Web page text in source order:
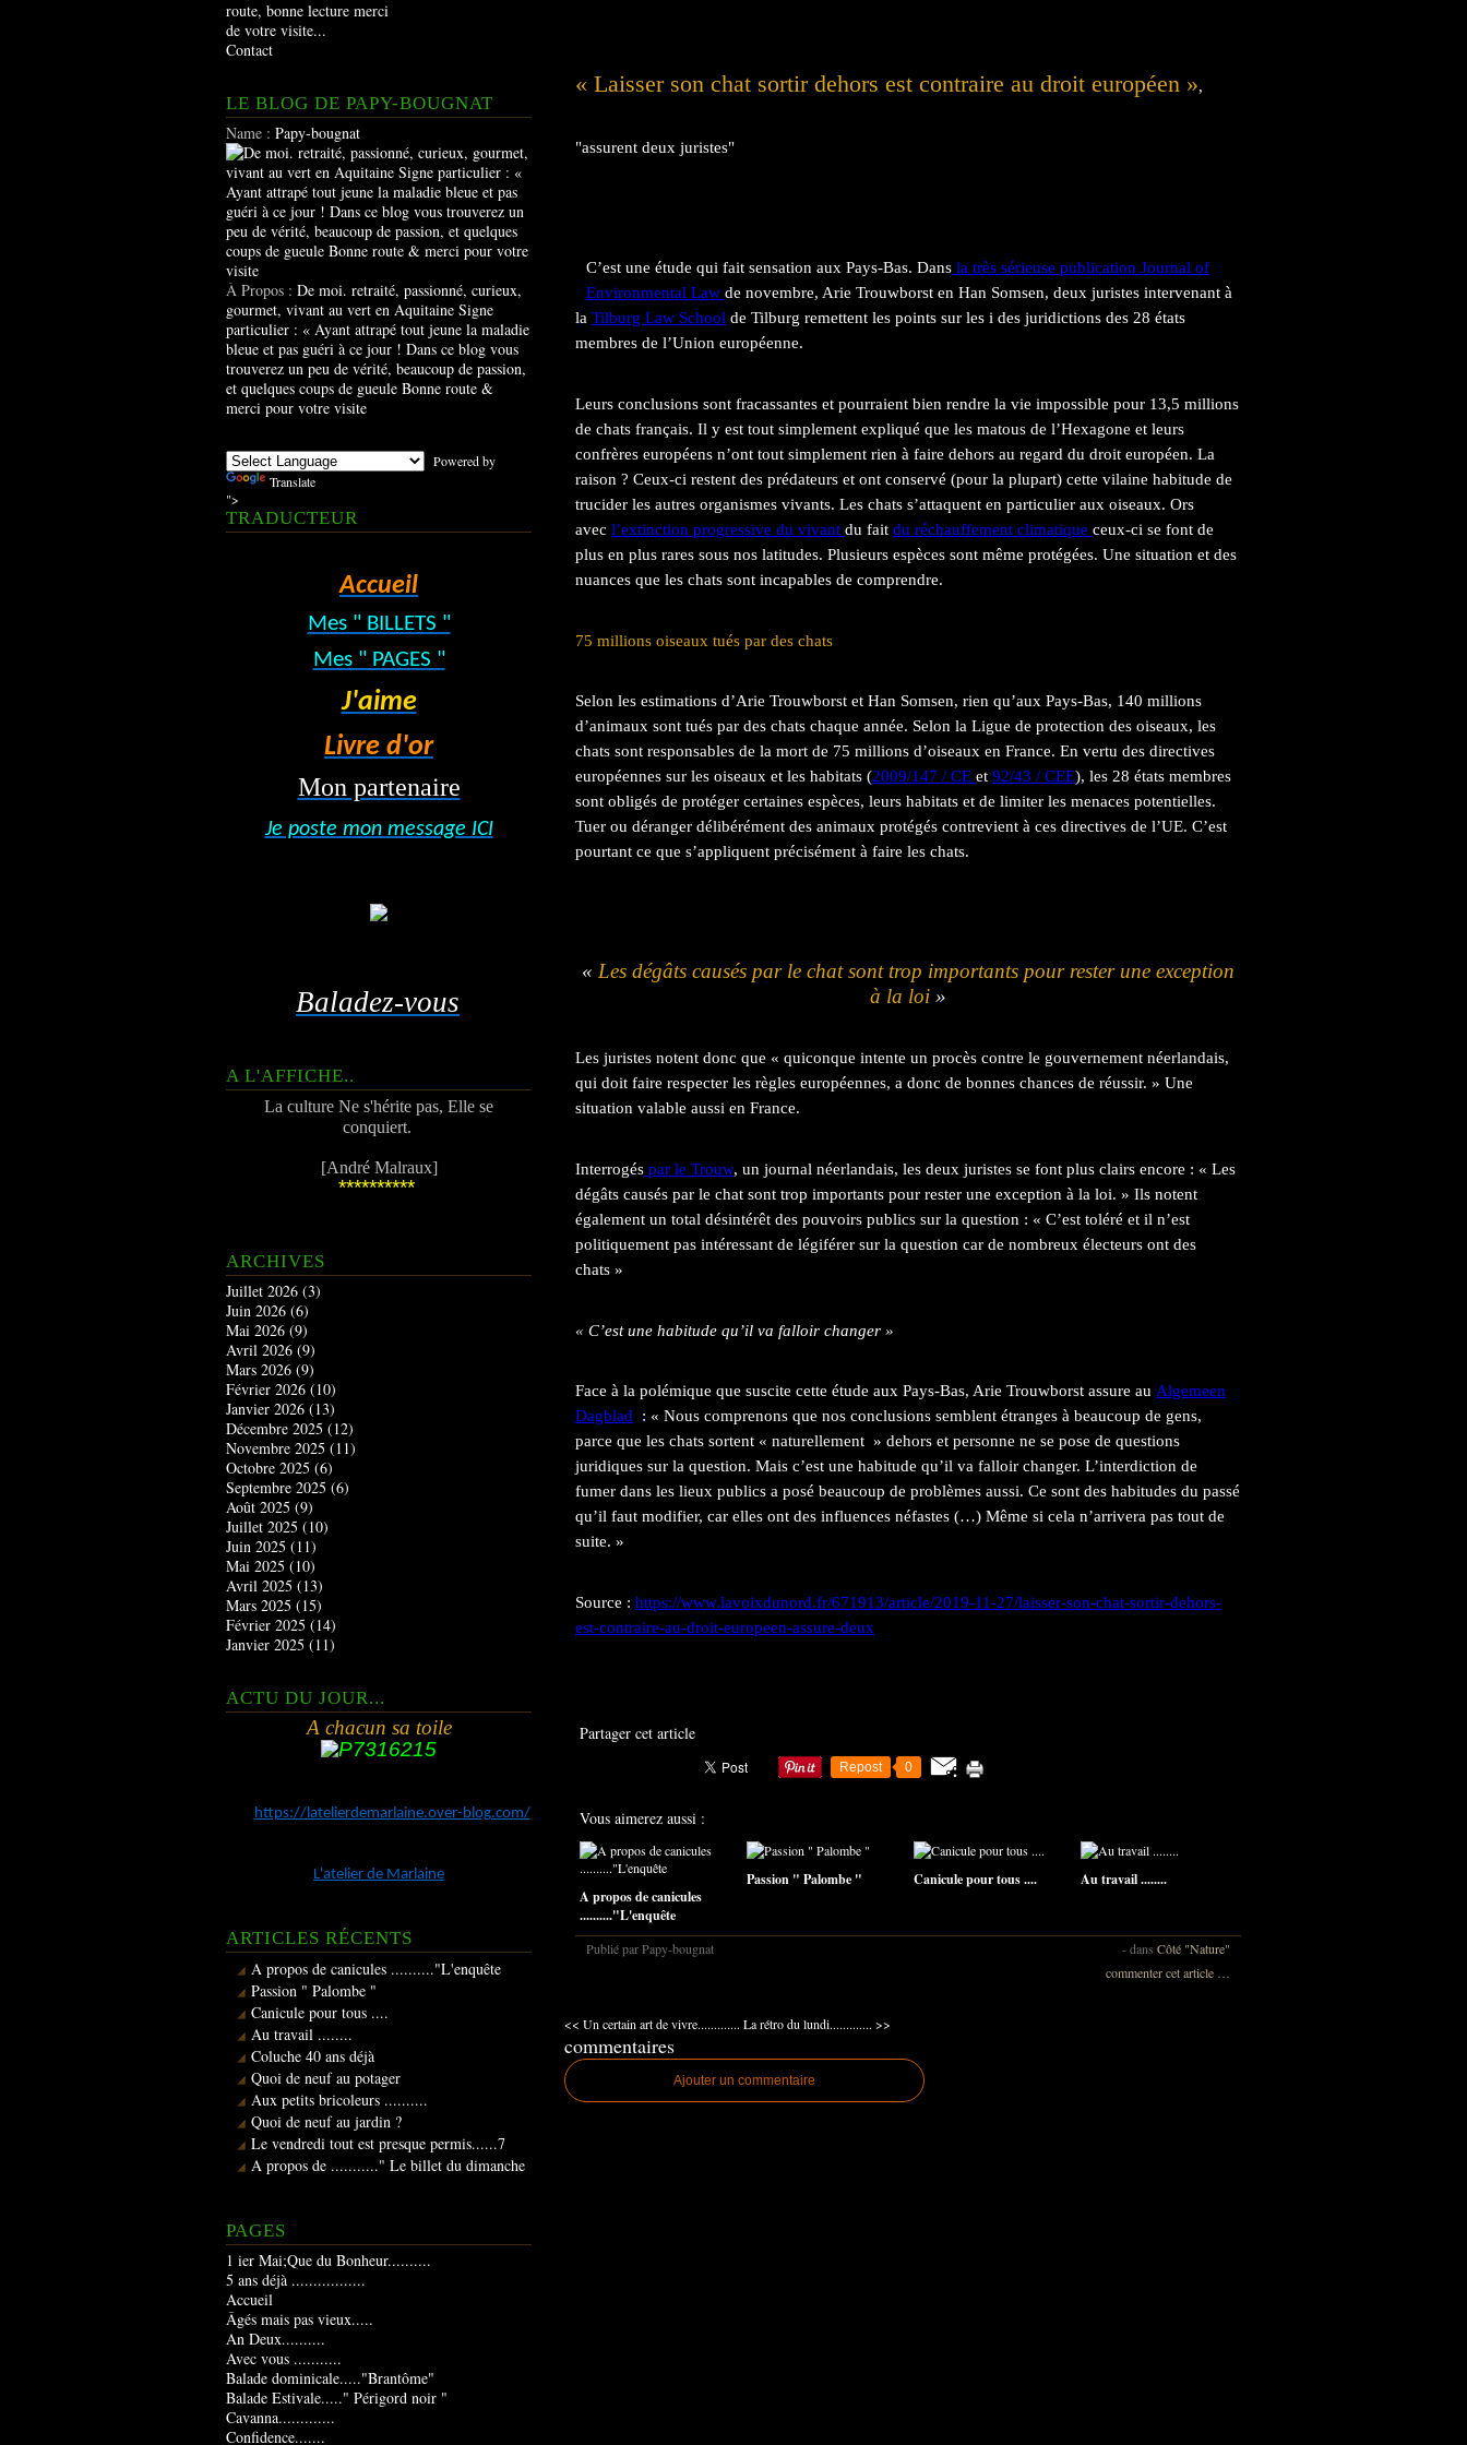
route, bonne lecture merci
de votre visite...
Contact
LE BLOG DE PAPY-BOUGNAT
Name : Papy-bougnat
À Propos : De moi. retraité, passionné, curieux,
gourmet, vivant au vert en Aquitaine Signe
particulier : « Ayant attrapé tout jeune la maladie
bleue et pas guéri à ce jour ! Dans ce blog vous
trouverez un peu de vérité, beaucoup de passion,
et quelques coups de gueule Bonne route &
merci pour votre visite
Powered by
Translate
">
TRADUCTEUR
Accueil
Mes " BILLETS "
Mes " PAGES "
J'aime
Livre d'or
Mon partenaire
Je poste mon message ICI
Baladez-vous
A L'AFFICHE..
La culture Ne s'hérite pas, Elle se
conquiert.
[André Malraux]
**********
ARCHIVES
Juillet 2026 (3)
Juin 2026 (6)
Mai 2026 (9)
Avril 2026 (9)
Mars 2026 (9)
Février 2026 (10)
Janvier 2026 (13)
Décembre 2025 (12)
Novembre 2025 (11)
Octobre 2025 (6)
Septembre 2025 (6)
Août 2025 (9)
Juillet 2025 (10)
Juin 2025 (11)
Mai 2025 (10)
Avril 2025 (13)
Mars 2025 (15)
Février 2025 (14)
Janvier 2025 (11)
ACTU DU JOUR...
A chacun sa toile
https://latelierdemarlaine.over-blog.com/
L'atelier de Marlaine
ARTICLES RÉCENTS
A propos de canicules .........."L'enquête
Passion " Palombe "
Canicule pour tous ....
Au travail ........
Coluche 40 ans déjà
Quoi de neuf au potager
Aux petits bricoleurs ..........
Quoi de neuf au jardin ?
Le vendredi tout est presque permis......7
A propos de ..........." Le billet du dimanche
PAGES
1 ier Mai;Que du Bonheur..........
5 ans déjà .................
Accueil
Âgés mais pas vieux.....
An Deux..........
Avec vous ...........
Balade dominicale....."Brantôme"
Balade Estivale....." Périgord noir "
Cavanna.............
Confidence.......
« Laisser son chat sortir dehors est contraire au droit européen »,
"assurent deux juristes"
C’est une étude qui fait sensation aux Pays-Bas. Dans la très sérieuse publication Journal of
Environmental Law de novembre, Arie Trouwborst en Han Somsen, deux juristes intervenant à
la Tilburg Law School de Tilburg remettent les points sur les i des juridictions des 28 états
membres de l’Union européenne.
Leurs conclusions sont fracassantes et pourraient bien rendre la vie impossible pour 13,5 millions
de chats français. Il y est tout simplement expliqué que les matous de l’Hexagone et leurs
confrères européens n’ont tout simplement rien à faire dehors au regard du droit européen. La
raison ? Ceux-ci restent des prédateurs et ont conservé (pour la plupart) cette vilaine habitude de
trucider les autres organismes vivants. Les chats s’attaquent en particulier aux oiseaux. Ors
avec l’extinction progressive du vivant du fait du réchauffement climatique ceux-ci se font de
plus en plus rares sous nos latitudes. Plusieurs espèces sont même protégées. Une situation et des
nuances que les chats sont incapables de comprendre.
75 millions oiseaux tués par des chats
Selon les estimations d’Arie Trouwborst et Han Somsen, rien qu’aux Pays-Bas, 140 millions
d’animaux sont tués par des chats chaque année. Selon la Ligue de protection des oiseaux, les
chats sont responsables de la mort de 75 millions d’oiseaux en France. En vertu des directives
européennes sur les oiseaux et les habitats (2009/147 / CE et 92/43 / CEE), les 28 états membres
sont obligés de protéger certaines espèces, leurs habitats et de limiter les menaces potentielles.
Tuer ou déranger délibérément des animaux protégés contrevient à ces directives de l’UE. C’est
pourtant ce que s’appliquent précisément à faire les chats.
« Les dégâts causés par le chat sont trop importants pour rester une exception
à la loi »
Les juristes notent donc que « quiconque intente un procès contre le gouvernement néerlandais,
qui doit faire respecter les règles européennes, a donc de bonnes chances de réussir. » Une
situation valable aussi en France.
Interrogés par le Trouw, un journal néerlandais, les deux juristes se font plus clairs encore : « Les
dégâts causés par le chat sont trop importants pour rester une exception à la loi. » Ils notent
également un total désintérêt des pouvoirs publics sur la question : « C’est toléré et il n’est
politiquement pas intéressant de légiférer sur la question car de nombreux électeurs ont des
chats »
« C’est une habitude qu’il va falloir changer »
Face à la polémique que suscite cette étude aux Pays-Bas, Arie Trouwborst assure au Algemeen
Dagblad : « Nous comprenons que nos conclusions semblent étranges à beaucoup de gens,
parce que les chats sortent « naturellement » dehors et personne ne se pose de questions
juridiques sur la question. Mais c’est une habitude qu’il va falloir changer. L’interdiction de
fumer dans les lieux publics a posé beaucoup de problèmes aussi. Ce sont des habitudes du passé
qu’il faut modifier, car elles ont des influences néfastes (…) Même si cela n’arrivera pas tout de
suite. »
Source : https://www.lavoixdunord.fr/671913/article/2019-11-27/laisser-son-chat-sortir-dehors-
est-contraire-au-droit-europeen-assure-deux
Partager cet article
Repost 0
Vous aimerez aussi :
A propos de canicules
.........."L'enquête
Passion " Palombe " Canicule pour tous .... Au travail ........
Publié par Papy-bougnat -dans Côté "Nature"
commenter cet article
<< Un certain art de vivre............. La rétro du lundi............. >>
commentaires
Ajouter un commentaire